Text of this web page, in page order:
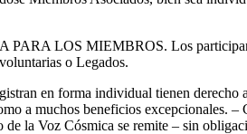
LOS MIEMBROS. Los
o Legados.
en forma individual tienen derecho
a muchos beneficios excepcionales. –
la Voz Cósmica se remite – sin